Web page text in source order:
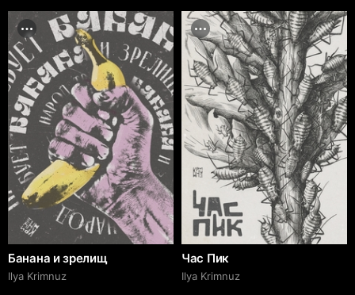
Банана и зрелищ
Ilya Krimnuz
Час Пик
Ilya Krimnuz